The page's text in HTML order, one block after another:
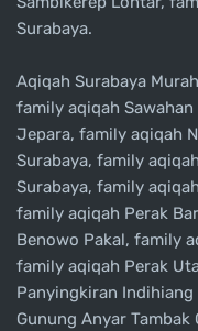
Surabaya.
Aqiqah Surabaya
family aqiqah
Jepara, family aqiqah
Surabaya, family
Surabaya, family
family aqiqah Perak
Benowo Pakal, family
family aqiqah Perak
Panyingkiran
Gunung Anyar Tambak